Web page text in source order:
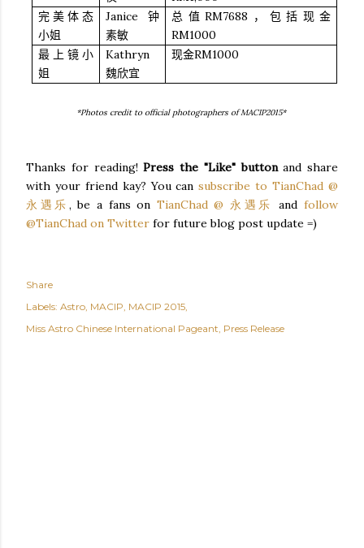
完美体态
小姐
Janice 钟
素敏
总值RM7688 ，包括现金
RM1000
最上镜小
姐
Kathryn
魏欣宜
现金RM1000
*Photos credit to official photographers of MACIP2015*
Thanks for reading!Press the "Like" buttonand share
with your friend kay? You can subscribe to TianChad @
永遇乐 , be a fans on TianChad @ 永遇乐 andfollow
@TianChad on Twitter for future blog post update =)
Share
Labels: Astro MACIP MACIP 2015
Miss Astro Chinese International Pageant Press Release